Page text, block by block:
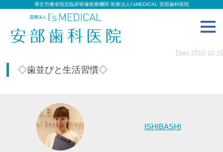
厚生労働省指定臨床研修医療機関 医療法人I’sMEDICAL 安部歯科医院
Date:2015.10.15
◇歯並びと生活習慣◇
ISHIBASHI